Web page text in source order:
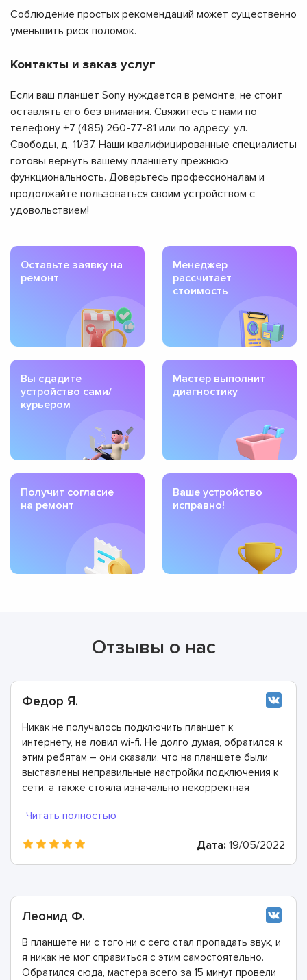
Соблюдение простых рекомендаций может существенно
уменьшить риск поломок.
Контакты и заказ услуг
Если ваш планшет Sony нуждается в ремонте, не стоит
оставлять его без внимания. Свяжитесь с нами по
телефону +7 (485) 260-77-81 или по адресу: ул.
Свободы, д. 11/37. Наши квалифицированные специалисты
готовы вернуть вашему планшету прежнюю
функциональность. Доверьтесь профессионалам и
продолжайте пользоваться своим устройством с
удовольствием!
Оставьте заявку на
ремонт
Менеджер
рассчитает
стоимость
Вы сдадите
устройство сами/
курьером
Мастер выполнит
диагностику
Получит согласие
на ремонт
Ваше устройство
исправно!
Отзывы о нас
Федор Я.
Никак не получалось подключить планшет к
интернету, не ловил wi-fi. Не долго думая, обратился к
этим ребятам – они сказали, что на планшете были
выставлены неправильные настройки подключения к
сети, а также стояла изначально некорректная
работает как надо! Всем рекомендую этих
Дата: 19/05/2022
Леонид Ф.
В планшете ни с того ни с сего стал пропадать звук, и
я никак не мог справиться с этим самостоятельно.
Обратился сюда, мастера всего за 15 минут провели